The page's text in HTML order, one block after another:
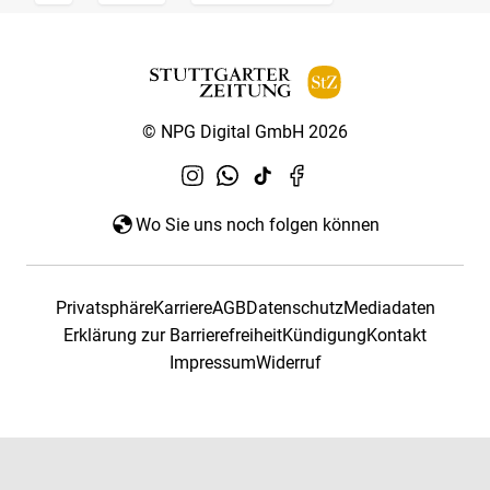
© NPG Digital GmbH 2026
Wo Sie uns noch folgen können
PrivatsphäreKarriereAGBDatenschutzMediadaten
Erklärung zur BarrierefreiheitKündigungKontakt
ImpressumWiderruf